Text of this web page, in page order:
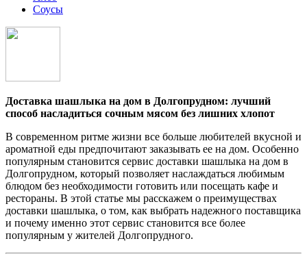
Соусы
Доставка шашлыка на дом в Долгопрудном: лучший
способ насладиться сочным мясом без лишних хлопот
В современном ритме жизни все больше любителей вкусной и
ароматной еды предпочитают заказывать ее на дом. Особенно
популярным становится сервис доставки шашлыка на дом в
Долгопрудном, который позволяет наслаждаться любимым
блюдом без необходимости готовить или посещать кафе и
рестораны. В этой статье мы расскажем о преимуществах
доставки шашлыка, о том, как выбрать надежного поставщика
и почему именно этот сервис становится все более
популярным у жителей Долгопрудного.